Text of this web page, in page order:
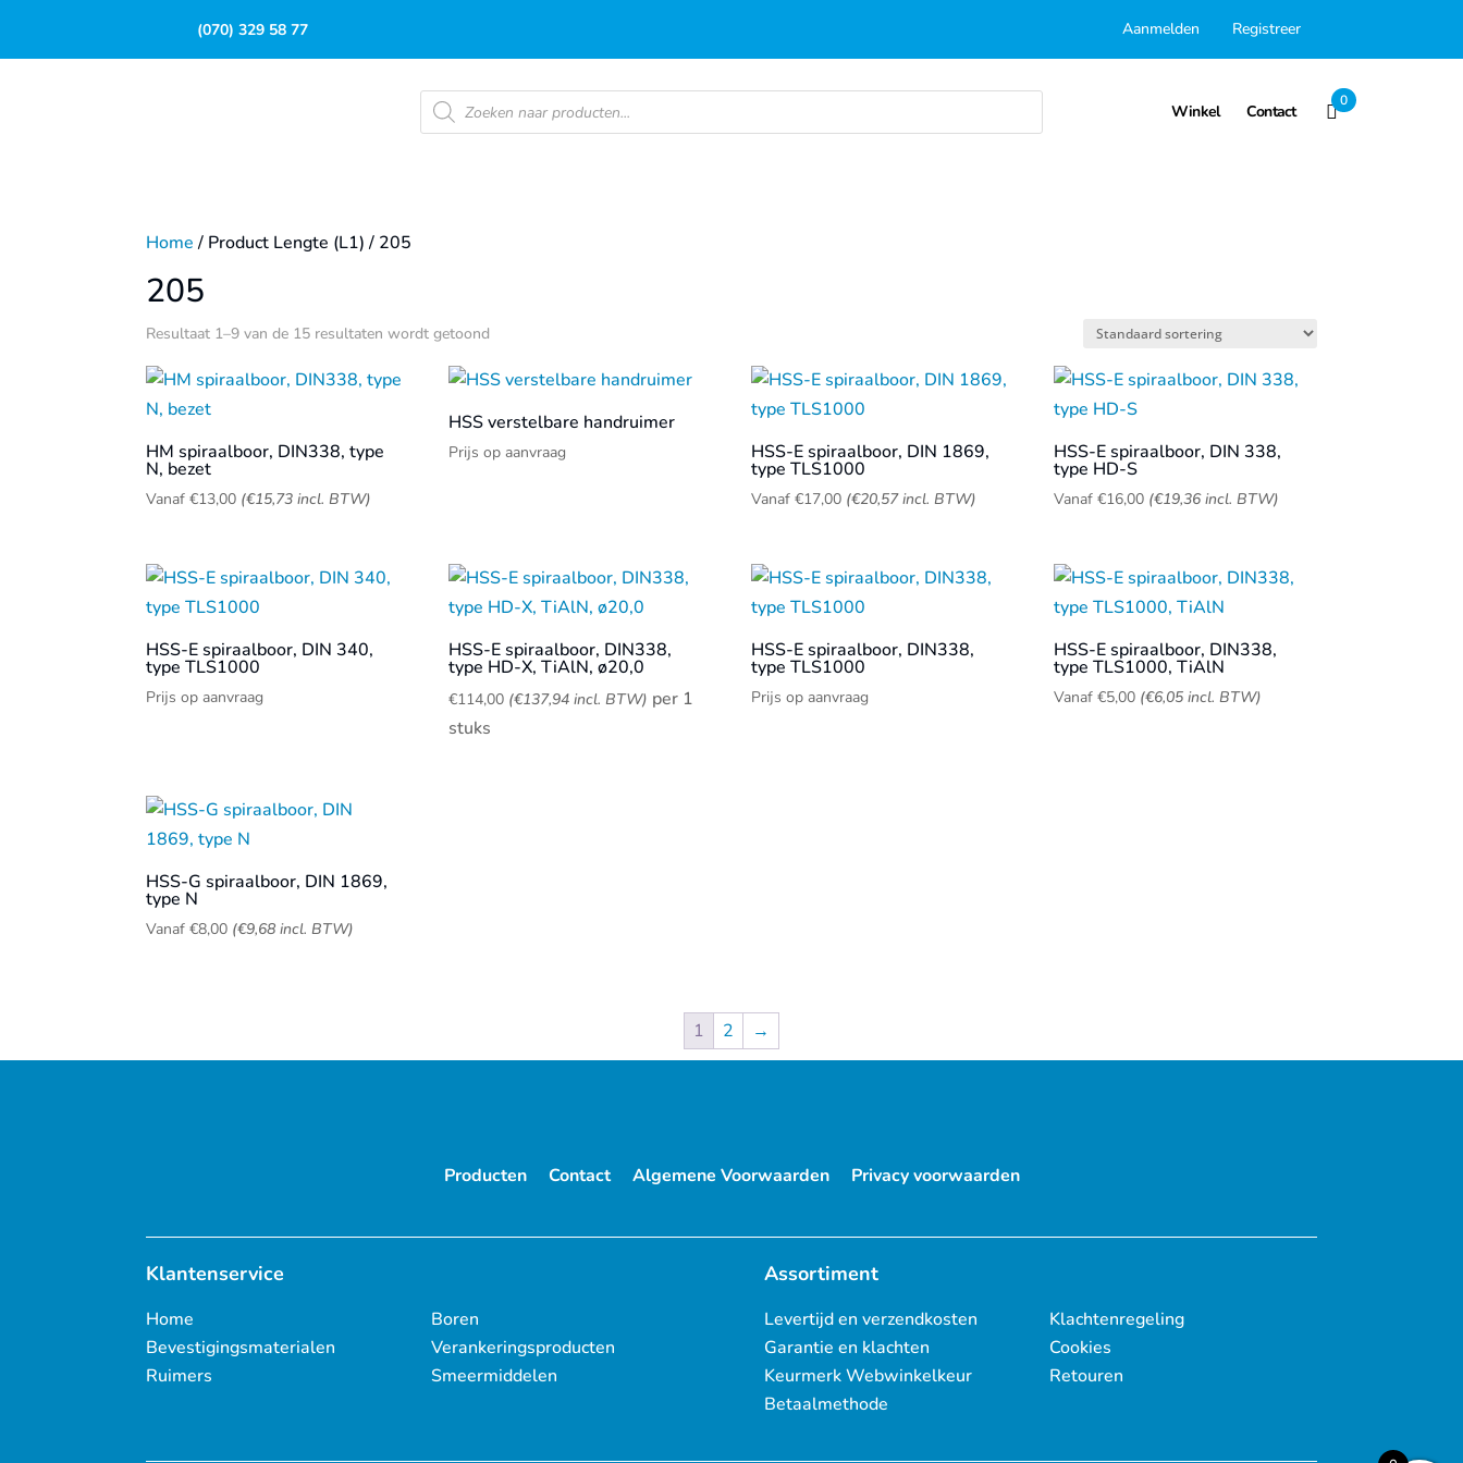
(070) 329 58 77 Aanmelden Registreer
Producten
zoeken Winkel Contact
0
Home/ Product Lengte (L1) / 205
205
Resultaat 1–9 van de 15 resultaten wordt getoond
HM spiraalboor, DIN338, type
N, bezet
Vanaf €13,00 (€15,73 incl. BTW)
HSS verstelbare handruimer
Prijs op aanvraag HSS-E spiraalboor, DIN 1869,
type TLS1000
Vanaf €17,00 (€20,57incl. BTW)
HSS-E spiraalboor, DIN 338,
type HD-S
Vanaf €16,00 (€19,36incl. BTW)
HSS-E spiraalboor, DIN 340,
type TLS1000
Prijs op aanvraag
HSS-E spiraalboor, DIN338,
type HD-X, TiAlN, ø20,0
€114,00 (€137,94 incl. BTW) per 1
stuks
HSS-E spiraalboor, DIN338,
type TLS1000
Prijs op aanvraag
HSS-E spiraalboor, DIN338,
type TLS1000, TiAlN
Vanaf €5,00 (€6,05 incl. BTW)
HSS-G spiraalboor, DIN 1869,
type N
Vanaf €8,00 (€9,68 incl. BTW)
1 2 →
Producten Contact Algemene Voorwaarden Privacy voorwaarden
Klantenservice
Home
Bevestigingsmaterialen
Ruimers
Boren
Verankeringsproducten
Smeermiddelen
Assortiment
Levertijd en verzendkosten
Garantie en klachten
Keurmerk Webwinkelkeur
Betaalmethode
Klachtenregeling
Cookies
Retouren